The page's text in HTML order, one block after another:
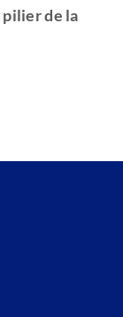
pilier de la